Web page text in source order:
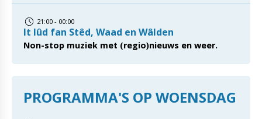
21:00 - 00:00
It lûd fan Stêd, Waad en Wâlden
Non-stop muziek met (regio)nieuws en weer.
PROGRAMMA'S OP WOENSDAG